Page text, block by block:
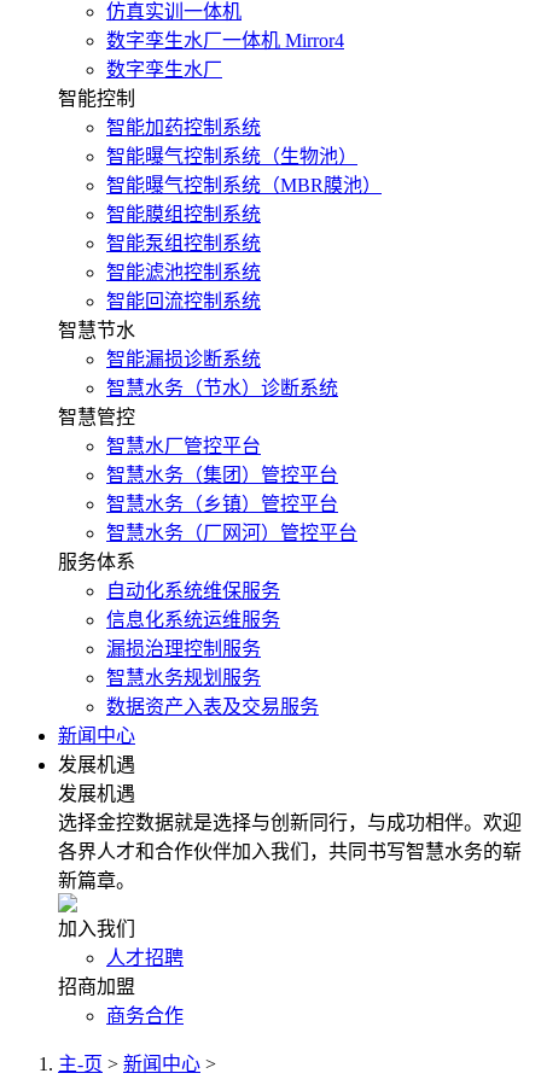
仿真实训一体机
数字孪生水厂一体机 Mirror4
数字孪生水厂
智能控制
智能加药控制系统
智能曝气控制系统（生物池）
智能曝气控制系统（MBR膜池）
智能膜组控制系统
智能泵组控制系统
智能滤池控制系统
智能回流控制系统
智慧节水
智能漏损诊断系统
智慧水务（节水）诊断系统
智慧管控
智慧水厂管控平台
智慧水务（集团）管控平台
智慧水务（乡镇）管控平台
智慧水务（厂网河）管控平台
服务体系
自动化系统维保服务
信息化系统运维服务
漏损治理控制服务
智慧水务规划服务
数据资产入表及交易服务
新闻中心
发展机遇
发展机遇
选择金控数据就是选择与创新同行，与成功相伴。欢迎
各界人才和合作伙伴加入我们，共同书写智慧水务的崭
新篇章。
加入我们
人才招聘
招商加盟
商务合作
主-页 > 新闻中心 >